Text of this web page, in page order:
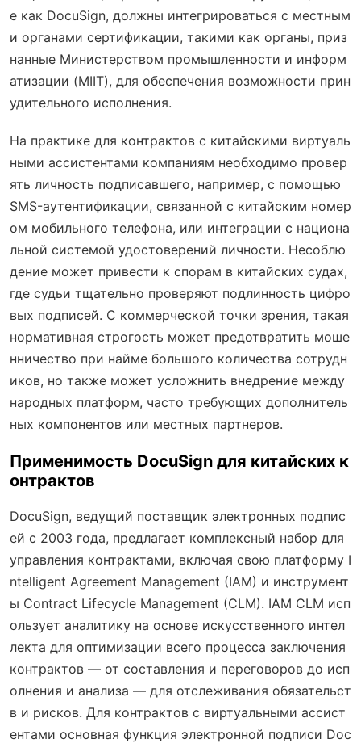
е как DocuSign, должны интегрироваться с местным
и органами сертификации, такими как органы, приз
нанные Министерством промышленности и информ
атизации (MIIT), для обеспечения возможности прин
удительного исполнения.
На практике для контрактов с китайскими виртуаль
ными ассистентами компаниям необходимо провер
ять личность подписавшего, например, с помощью
SMS-аутентификации, связанной с китайским номер
ом мобильного телефона, или интеграции с национа
льной системой удостоверений личности. Несоблю
дение может привести к спорам в китайских судах,
где судьи тщательно проверяют подлинность цифро
вых подписей. С коммерческой точки зрения, такая
нормативная строгость может предотвратить моше
нничество при найме большого количества сотрудн
иков, но также может усложнить внедрение между
народных платформ, часто требующих дополнитель
ных компонентов или местных партнеров.
Применимость DocuSign для китайских к
онтрактов
DocuSign, ведущий поставщик электронных подпис
ей с 2003 года, предлагает комплексный набор для
управления контрактами, включая свою платформу I
ntelligent Agreement Management (IAM) и инструмент
ы Contract Lifecycle Management (CLM). IAM CLM исп
ользует аналитику на основе искусственного интел
лекта для оптимизации всего процесса заключения
контрактов — от составления и переговоров до исп
олнения и анализа — для отслеживания обязательст
в и рисков. Для контрактов с виртуальными ассист
ентами основная функция электронной подписи Doc